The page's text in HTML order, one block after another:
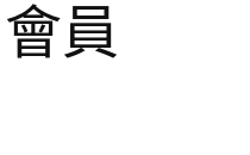
會員